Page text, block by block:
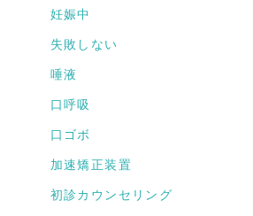
妊娠中
失敗しない
唾液
口呼吸
口ゴボ
加速矯正装置
初診カウンセリング